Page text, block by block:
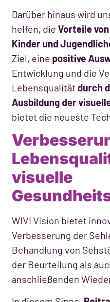
Darüber hinaus wird
helfen, die Vorteile von
Kinder und
Ziel, eine positive
Entwicklung und die
Lebensqualitätdurch
Ausbildung der
bietet die neueste
visuelle
WIVI Vision bietet
Verbesserung der
Behandlung von
der Beurteilung als
anschließenden